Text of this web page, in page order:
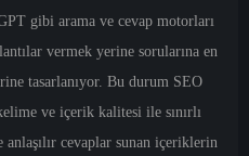
gibi arama ve cevap motorları
vermek yerine sorularına en
tasarlanıyor. Bu durum SEO
ve içerik kalitesi ile sınırlı
anlaşılır cevaplar sunan içeriklerin